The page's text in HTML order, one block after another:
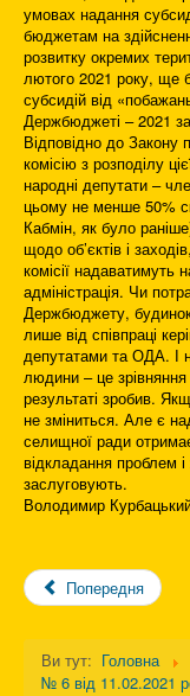
умовах надання
бюджетам на
розвитку окремих
лютого 2021 року, ще
субсидій від
Держбюджеті – 2021
Відповідно до
комісію з розподілу
народні депутати –
цьому не менше 50%
Кабмін, як було
щодо об’єктів і
комісії надаватимуть
адміністрація. Чи
Держбюджету,
лише від співпраці
депутатами та ОДА. І
людини – це
результаті зробив.
не зміниться. Але є
селищної ради
відкладання проблем
заслуговують.
Володимир
Попередня
Ви тут: Головна
№ 6 від 11.02.2021